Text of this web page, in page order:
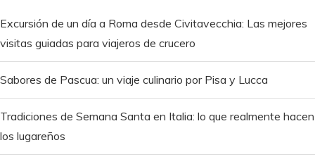
Excursión de un día a Roma desde Civitavecchia: Las mejores
visitas guiadas para viajeros de crucero
Sabores de Pascua: un viaje culinario por Pisa y Lucca
Tradiciones de Semana Santa en Italia: lo que realmente hacen
los lugareños